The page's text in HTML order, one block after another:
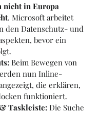
nicht in Europa
. Microsoft arbeitet
den Datenschutz- und
bevor ein
Beim Bewegen von
nun Inline-
die erklären,
funktioniert.
Taskleiste: Die Suche